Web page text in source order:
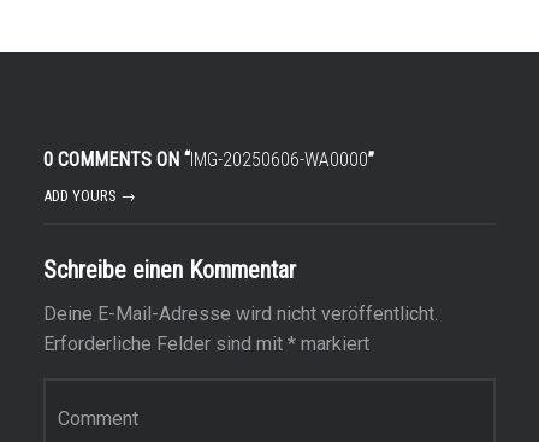
0 COMMENTS ON “IMG-20250606-WA0000”
ADD YOURS →
Schreibe einen Kommentar
Deine E-Mail-Adresse wird nicht veröffentlicht.
Erforderliche Felder sind mit *markiert